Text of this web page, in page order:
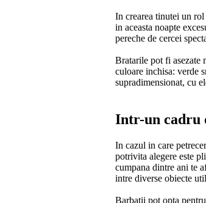
In crearea tinutei un
in aceasta noapte
pereche de cercei
Bratarile pot fi asezate
culoare inchisa: verde
supradimensionat, cu
Intr-un cadru
In cazul in care
potrivita alegere este
cumpana dintre ani te
intre diverse obiecte
Barbatii pot opta